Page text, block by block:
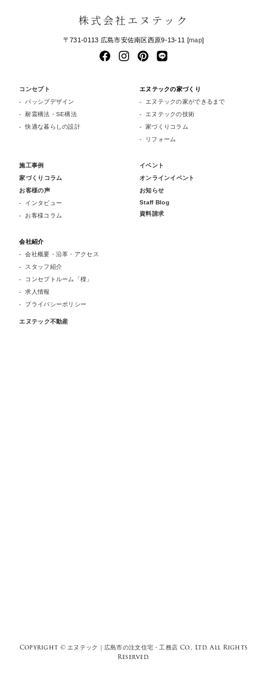
株式会社エヌテック
〒731-0113 広島市安佐南区西原9-13-11 [map]
コンセプト
パッシブデザイン
耐震構法・SE構法
快適な暮らしの設計
エヌテックの家づくり
エヌテックの家ができるまで
エヌテックの技術
家づくりコラム
リフォーム
施工事例
家づくりコラム
お客様の声
インタビュー
お客様コラム
イベント
オンラインイベント
お知らせ
Staff Blog
資料請求
会社紹介
会社概要・沿革・アクセス
スタッフ紹介
コンセプトルーム「檪」
求人情報
プライバシーポリシー
エヌテック不動産
Copyright ©エヌテック｜広島市の注文住宅・工務店 Co., Ltd. All Rights
Reserved.